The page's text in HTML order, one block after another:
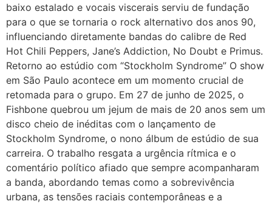
baixo estalado e vocais viscerais serviu de fundação
para o que se tornaria o rock alternativo dos anos 90,
influenciando diretamente bandas do calibre de Red
Hot Chili Peppers, Jane’s Addiction, No Doubt e Primus.
Retorno ao estúdio com “Stockholm Syndrome” O show
em São Paulo acontece em um momento crucial de
retomada para o grupo. Em 27 de junho de 2025, o
Fishbone quebrou um jejum de mais de 20 anos sem um
disco cheio de inéditas com o lançamento de
Stockholm Syndrome, o nono álbum de estúdio de sua
carreira. O trabalho resgata a urgência rítmica e o
comentário político afiado que sempre acompanharam
a banda, abordando temas como a sobrevivência
urbana, as tensões raciais contemporâneas e a